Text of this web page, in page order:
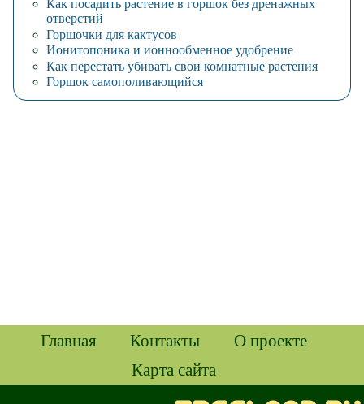
Как посадить растение в горшок без дренажных
отверстий
Горшочки для кактусов
Ионитопоника и ионнообменное удобрение
Как перестать убивать свои комнатные растения
Горшок самополивающийся
Главная Контакты
О проекте
Карта сайта